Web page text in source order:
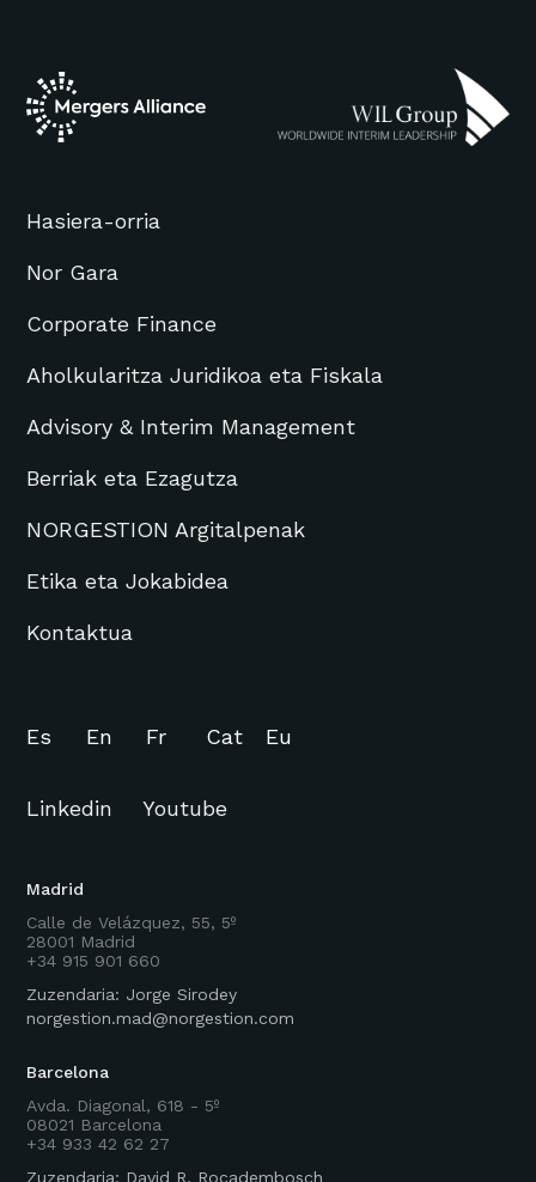
Hasiera-orria
Nor Gara
Corporate Finance
Aholkularitza Juridikoa eta Fiskala
Advisory & Interim Management
Berriak eta Ezagutza
NORGESTION Argitalpenak
Etika eta Jokabidea
Kontaktua
Madrid
Calle de Velázquez, 55, 5º
28001 Madrid
+34 915 901 660
Zuzendaria: Jorge Sirodey
norgestion.mad@norgestion.com
Barcelona
Avda. Diagonal, 618 - 5º
08021 Barcelona
+34 933 42 62 27
Zuzendaria: David R. Rocadembosch
Es En Fr Cat Eu
Linkedin Youtube